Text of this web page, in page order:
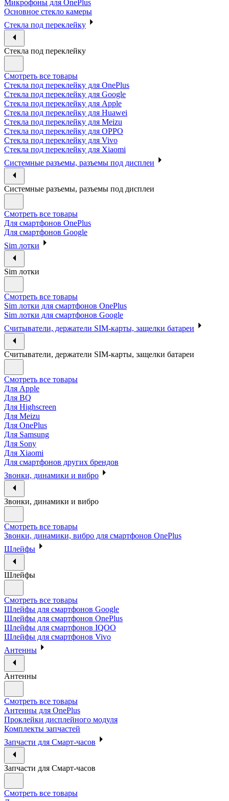
Микрофоны для OnePlus
Основное стекло камеры
Стекла под переклейку
Стекла под переклейку
Смотреть все товары
Стекла под переклейку для OnePlus
Стекла под переклейку для Google
Стекла под переклейку для Apple
Стекла под переклейку для Huawei
Стекла под переклейку для Meizu
Стекла под переклейку для OPPO
Стекла под переклейку для Vivo
Стекла под переклейку для Xiaomi
Системные разъемы, разъемы под дисплеи
Системные разъемы, разъемы под дисплеи
Смотреть все товары
Для смартфонов OnePlus
Для смартфонов Google
Sim лотки
Sim лотки
Смотреть все товары
Sim лотки для смартфонов OnePlus
Sim лотки для смартфонов Google
Считыватели, держатели SIM-карты, защелки батареи
Считыватели, держатели SIM-карты, защелки батареи
Смотреть все товары
Для Apple
Для BQ
Для Highscreen
Для Meizu
Для OnePlus
Для Samsung
Для Sony
Для Xiaomi
Для смартфонов других брендов
Звонки, динамики и вибро
Звонки, динамики и вибро
Смотреть все товары
Звонки, динамики, вибро для смартфонов OnePlus
Шлейфы
Шлейфы
Смотреть все товары
Шлейфы для смартфонов Google
Шлейфы для смартфонов OnePlus
Шлейфы для смартфонов IQOO
Шлейфы для смартфонов Vivo
Антенны
Антенны
Смотреть все товары
Антенны для OnePlus
Проклейки дисплейного модуля
Комплекты запчастей
Запчасти для Смарт-часов
Запчасти для Смарт-часов
Смотреть все товары